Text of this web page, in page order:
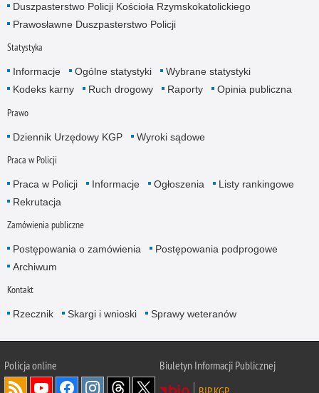
Duszpasterstwo Policji Kościoła Rzymskokatolickiego
Prawosławne Duszpasterstwo Policji
Statystyka
Informacje Ogólne statystyki
Wybrane statystyki
Kodeks karny
Ruch drogowy Raporty Opinia publiczna
Prawo
Dziennik Urzędowy KGP Wyroki sądowe
Praca w Policji
Praca w Policji Informacje Ogłoszenia
Listy rankingowe
Rekrutacja
Zamówienia publiczne
Postępowania o zamówienia
Postępowania podprogowe
Archiwum
Kontakt
Rzecznik Skargi i wnioski Sprawy weteranów
Policjaonline
Biuletyn Informacji Publicznej